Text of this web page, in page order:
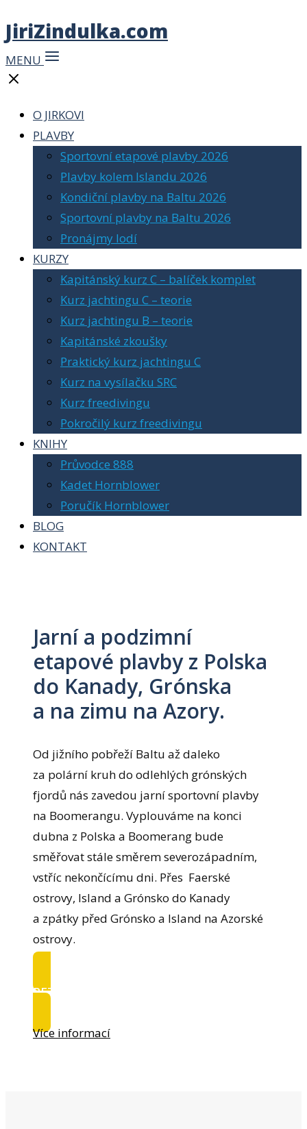
JiriZindulka.com
MENU
O JIRKOVI
PLAVBY
Sportovní etapové plavby 2026
Plavby kolem Islandu 2026
Kondiční plavby na Baltu 2026
Sportovní plavby na Baltu 2026
Pronájmy lodí
KURZY
Kapitánský kurz C – balíček komplet
Kurz jachtingu C – teorie
Kurz jachtingu B – teorie
Kapitánské zkoušky
Praktický kurz jachtingu C
Kurz na vysílačku SRC
Kurz freedivingu
Pokročilý kurz freedivingu
KNIHY
Průvodce 888
Kadet Hornblower
Poručík Hornblower
BLOG
KONTAKT
Jarní a podzimní
etapové plavby z Polska
do Kanady, Grónska
a na zimu na Azory.
Od jižního pobřeží Baltu až daleko
za polární kruh do odlehlých grónských
fjordů nás zavedou jarní sportovní plavby
na Boomerangu. Vyplouváme na konci
dubna z Polska a Boomerang bude
směřovat stále směrem severozápadním,
vstříc nekončícímu dni. Přes Faerské
ostrovy, Island a Grónsko do Kanady
a zpátky před Grónsko a Island na Azorské
ostrovy.
REZERVOVAT
Více informací